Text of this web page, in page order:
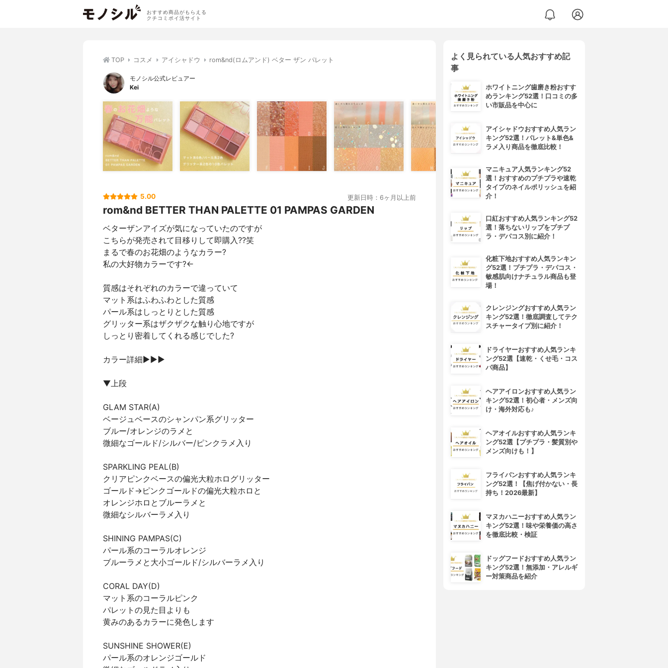
おすすめ商品がもらえる
クチコミポイ活サイト
TOP コスメ アイシャドウ rom&nd(ロムアンド) ベター ザン パレット
モノシル公式レビュアー
Kei
5.00 更新日時：6ヶ月以上前
rom&nd BETTER THAN PALETTE 01 PAMPAS GARDEN
ベターザンアイズが気になっていたのですが
こちらが発売されて目移りして即購入??笑
まるで春のお花畑のようなカラー?
私の大好物カラーです?←
質感はそれぞれのカラーで違っていて
マット系はふわふわとした質感
パール系はしっとりとした質感
グリッター系はザクザクな触り心地ですが
しっとり密着してくれる感じでした?
カラー詳細▶︎▶︎▶︎
▼上段
GLAM STAR(A)
ベージュベースのシャンパン系グリッター
ブルー/オレンジのラメと
微細なゴールド/シルバー/ピンクラメ入り
SPARKLING PEAL(B)
クリアピンクベースの偏光大粒ホログリッター
ゴールド→ピンクゴールドの偏光大粒ホロと
オレンジホロとブルーラメと
微細なシルバーラメ入り
SHINING PAMPAS(C)
パール系のコーラルオレンジ
ブルーラメと大小ゴールド/シルバーラメ入り
CORAL DAY(D)
マット系のコーラルピンク
パレットの見た目よりも
黄みのあるカラーに発色します
SUNSHINE SHOWER(E)
パール系のオレンジゴールド
よく見られている人気おすすめ記
事
ホワイトニング歯磨き粉おすす
めランキング52選！口コミの多
い市販品を中心に
アイシャドウおすすめ人気ラン
キング52選！パレット&単色&
ラメ入り商品を徹底比較！
マニキュア人気ランキング52
選！おすすめのプチプラや速乾
タイプのネイルポリッシュを紹
介！
口紅おすすめ人気ランキング52
選！落ちないリップをプチプ
ラ・デパコス別に紹介！
化粧下地おすすめ人気ランキン
グ52選！プチプラ・デパコス・
敏感肌向けナチュラル商品も登
場！
クレンジングおすすめ人気ラン
キング52選！徹底調査してテク
スチャータイプ別に紹介！
ドライヤーおすすめ人気ランキ
ング52選【速乾・くせ毛・コス
パ商品】
ヘアアイロンおすすめ人気ラン
キング52選！初心者・メンズ向
け・海外対応も♪
ヘアオイルおすすめ人気ランキ
ング52選【プチプラ・髪質別や
メンズ向けも！】
フライパンおすすめ人気ランキ
ング52選！【焦げ付かない・長
持ち！2026最新】
マヌカハニーおすすめ人気ラン
キング52選！味や栄養価の高さ
を徹底比較・検証
ドッグフードおすすめ人気ラン
キング52選！無添加・アレルギ
ー対策商品を紹介